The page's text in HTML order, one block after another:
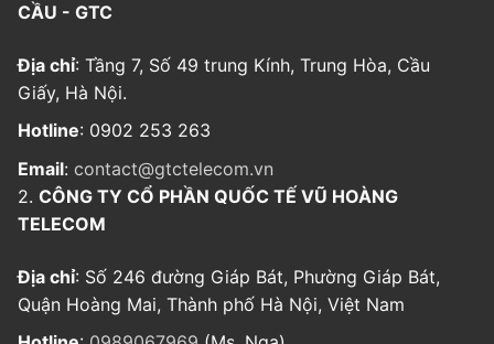
CẦU - GTC
Địa chỉ: Tầng 7, Số 49 trung Kính, Trung Hòa, Cầu
Giấy, Hà Nội.
Hotline: 0902 253 263
Email: contact@gtctelecom.vn
2. CÔNG TY CỔ PHẦN QUỐC TẾ VŨ HOÀNG
TELECOM
Địa chỉ: Số 246 đường Giáp Bát, Phường Giáp Bát,
Quận Hoàng Mai, Thành phố Hà Nội, Việt Nam